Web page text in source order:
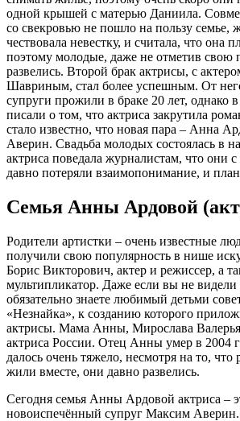
одной крышей с матерью Даниила.
со свекровью не пошло на пользу семье,
чествовала невестку, и считала, что она
поэтому молодые, даже не отметив свою
развелись. Второй брак актрисы, с
Шавриным, стал более успешным. От
супруги прожили в браке 20 лет, однако
писали о том, что актриса закрутила
стало известно, что новая пара – Анна
Аверин. Свадьба молодых состоялась в
актриса поведала журналистам, что
давно потеряли взаимопонимание, и
Семья Анны Ардовой
Родители артистки – очень известные
получили свою популярность в нише
Борис Викторович, актер и режиссер, а
мультипликатор. Даже если вы не видели
обязательно знаете любимый детьми
«Незнайка», к созданию которого
актрисы. Мама Анны, Мирослава
актриса России. Отец Анны умер в 2004
далось очень тяжело, несмотря на то, что
жили вместе, они давно развелись.
Сегодня семья Анны Ардовой актриса –
новоиспечённый супруг Максим Аверин.